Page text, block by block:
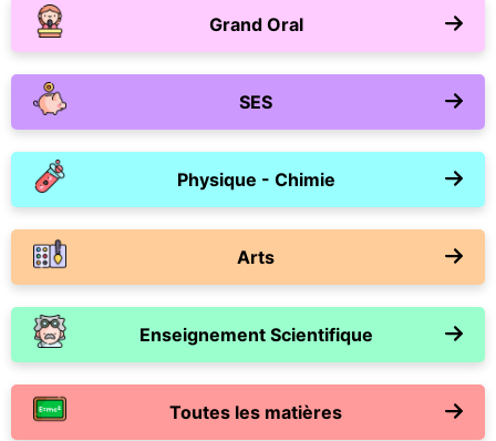
Grand Oral
SES
Physique - Chimie
Arts
Enseignement Scientifique
Toutes les matières